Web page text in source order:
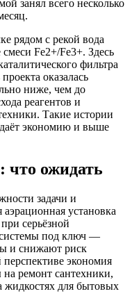
занял всего несколько
рядом с рекой вода
Fe2+/Fe3+. Здесь
фильтра
оказалась
ниже, чем до
реагентов и
Такие истории
экономию и выше
что ожидать
задачи и
установка
серьёзной
под ключ —
и снижают риск
экономия
ремонт сантехники,
жидкостях для бытовых